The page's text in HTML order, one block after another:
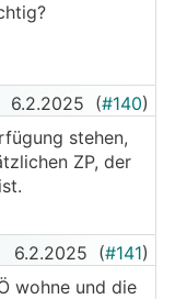
auf einen
6.2.2025 (#140)
stehen,
ZP, der
6.2.2025 (#141)
wohne und die